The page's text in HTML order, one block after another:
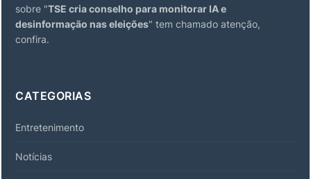
sobre "TSE cria conselho para monitorar IA e
desinformação nas eleições" tem chamado atenção,
confira.
CATEGORIAS
Entretenimento
Notícias